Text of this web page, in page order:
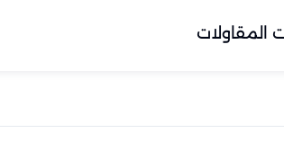
المقاولات